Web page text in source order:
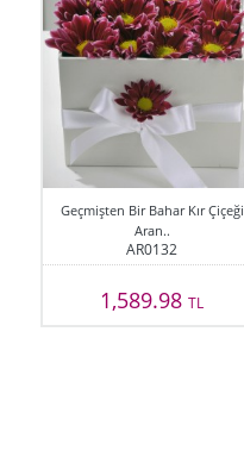
Geçmişten Bir Bahar Kır Çiçeği
Aran..
AR0132
1,589.98TL